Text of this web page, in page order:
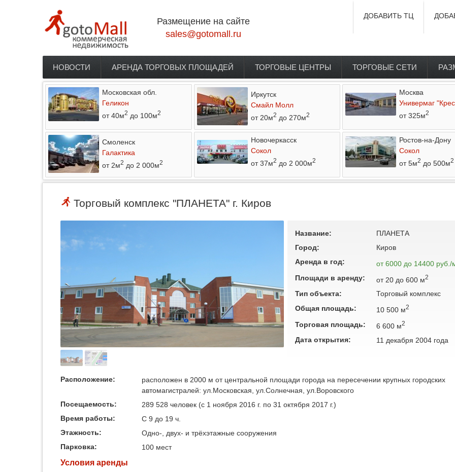
Размещение на сайте
sales@gotomall.ru
ДОБАВИТЬ ТЦ
Главное меню
НОВОСТИ АРЕНДА ТОРГОВЫХ ПЛОЩАДЕЙ ТОРГОВЫЕ ЦЕНТРЫ ТОРГОВЫЕ СЕТИ
Московская обл.
Геликон
от 40м2 до 100м2
Иркутск
Смайл Молл
от 20м2 до 270м2
Москва
Универмаг
от 325м2
Смоленск
Галактика
от 2м2 до 2 000м2
Новочеркасск
Сокол
от 37м2 до 2 000м2
Ростов-на-Дону
Сокол
от 5м2 до 500м2
Торговый комплекс "ПЛАНЕТА" г. Киров
Название:
ПЛАНЕТА
Город:
Киров
Аренда в год:
от 6000 до 14400 руб./
Площади в аренду:
от 20 до 600 м2
Тип объекта:
Торговый комплекс
Общая площадь:
10 500 м2
Торговая площадь: 6 600 м2
Дата открытия: 11 декабря 2004 года
Расположение:
расположен в 2000 м от центральной площади города на пересечении крупных городских
автомагистралей: ул.Московская, ул.Солнечная, ул.Воровского
Посещаемость:
289 528 человек (с 1 ноября 2016 г. по 31 октября 2017 г.)
Время работы:
С 9 до 19 ч.
Этажность:
Одно-, двух- и трёхэтажные сооружения
Парковка:
100 мест
Условия аренды